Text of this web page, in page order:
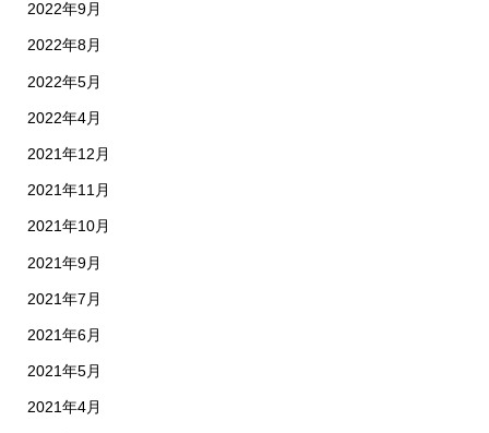
2022年9月
2022年8月
2022年5月
2022年4月
2021年12月
2021年11月
2021年10月
2021年9月
2021年7月
2021年6月
2021年5月
2021年4月